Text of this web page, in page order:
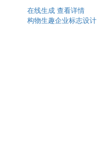
在线生成 查看详情
构物生趣企业标志设计